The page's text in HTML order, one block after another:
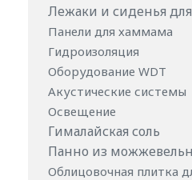
Лежаки и сиденья
Панели для хаммама
Гидроизоляция
Оборудование WDT
Акустические системы
Освещение
Гималайская соль
Панно из
Облицовочная плитка